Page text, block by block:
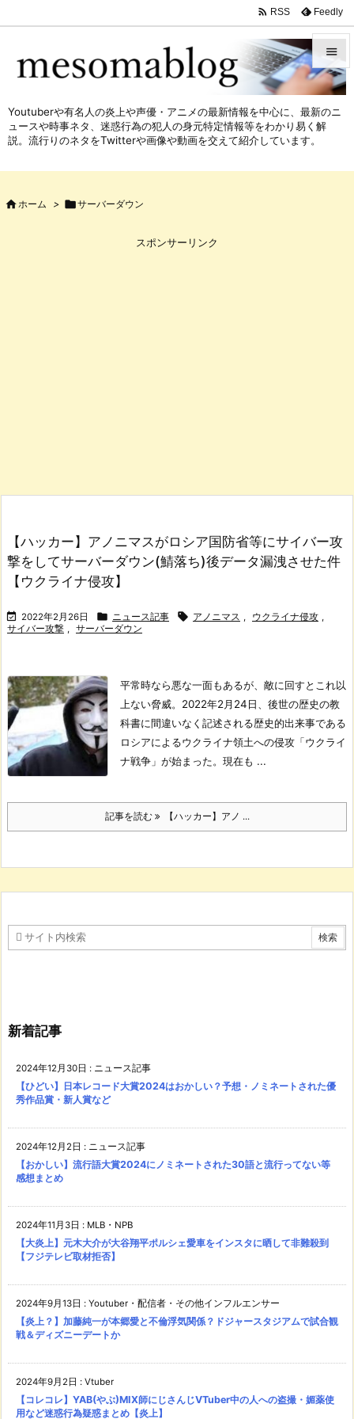



 RSS Feedly
Youtuberや有名人の炎上や声優・アニメの最新情報を中心に、最新のニ
ュースや時事ネタ、迷惑行為の犯人の身元特定情報等をわかり易く解
説。流行りのネタをTwitterや画像や動画を交えて紹介しています。
 ホーム > サーバーダウン
スポンサーリンク
【ハッカー】アノニマスがロシア国防省等にサイバー攻
撃をしてサーバーダウン(鯖落ち)後データ漏洩させた件
【ウクライナ侵攻】
 2022年2月26日  ニュース記事  アノニマス , ウクライナ侵攻 ,
サイバー攻撃 , サーバーダウン
平常時なら悪な一面もあるが、敵に回すとこれ以
上ない脅威。 2022年2月24日、後世の歴史の教
科書に間違いなく記述される歴史的出来事である
ロシアによるウクライナ領土への侵攻「ウクライ
ナ戦争」が始まった。 現在も ...
記事を読む 【ハッカー】アノ ...
新着記事
2024年12月30日 : ニュース記事
【ひどい】日本レコード大賞2024はおかしい？予想・ノミネートされた優
秀作品賞・新人賞など
2024年12月2日 : ニュース記事
【おかしい】流行語大賞2024にノミネートされた30語と流行ってない等
感想まとめ
2024年11月3日 : MLB・NPB
【大炎上】元木大介が大谷翔平ポルシェ愛車をインスタに晒して非難殺到
【フジテレビ取材拒否】
2024年9月13日 : Youtuber・配信者・その他インフルエンサー
【炎上？】加藤純一が本郷愛と不倫浮気関係？ドジャースタジアムで試合観
戦＆ディズニーデートか
2024年9月2日 : Vtuber
【コレコレ】YAB(やぶ)MIX師にじさんじVTuber中の人への盗撮・媚薬使
用など迷惑行為疑惑まとめ【炎上】